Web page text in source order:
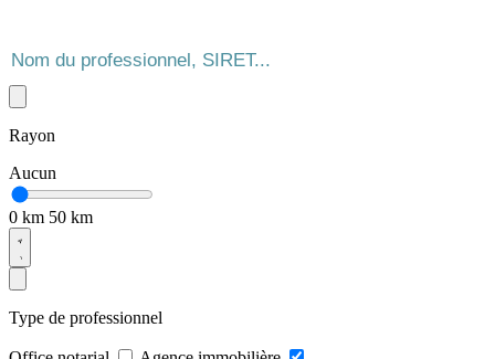
Rayon
Aucun
0 km 50 km
Type de professionnel